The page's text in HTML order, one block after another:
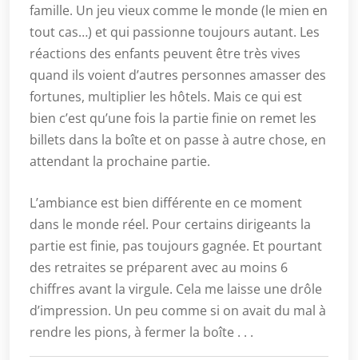
famille. Un jeu vieux comme le monde (le mien en
tout cas…) et qui passionne toujours autant. Les
réactions des enfants peuvent être très vives
quand ils voient d’autres personnes amasser des
fortunes, multiplier les hôtels. Mais ce qui est
bien c’est qu’une fois la partie finie on remet les
billets dans la boîte et on passe à autre chose, en
attendant la prochaine partie.
L’ambiance est bien différente en ce moment
dans le monde réel. Pour certains dirigeants la
partie est finie, pas toujours gagnée. Et pourtant
des retraites se préparent avec au moins 6
chiffres avant la virgule. Cela me laisse une drôle
d’impression. Un peu comme si on avait du mal à
rendre les pions, à fermer la boîte . . .